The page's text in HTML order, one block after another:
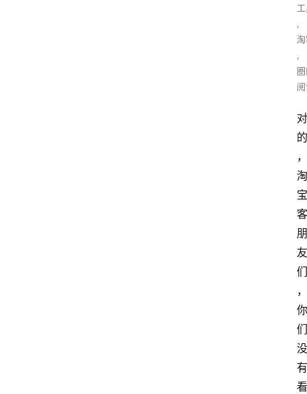
,
,
对
的
，
淘
宝
客
朋
友
们
，
你
们
没
有
看